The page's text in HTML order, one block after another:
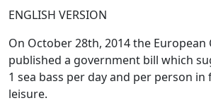
ENGLISH VERSION
On October 28th, 2014 the European
published a government bill which
1 sea bass per day and per person
leisure.